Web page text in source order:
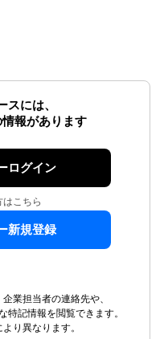
スには、
報があります
ログイン
はこちら
新規登録
業担当者の連絡先や、
特記情報を閲覧できます。
り異なります。